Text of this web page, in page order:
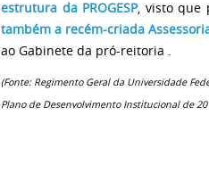
estrutura da PROGESP, visto que
também a recém-criada
ao Gabinete da pró-reitoria .
(Fonte: Regimento Geral da Universidade
Plano de Desenvolvimento Institucional de